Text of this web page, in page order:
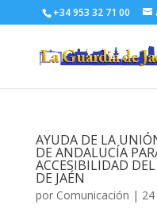
+34 953 32 71 00
AYUDA DE LA
DE ANDALUCÍA
ACCESIBILIDAD
DE JAÉN
por Comunicación |